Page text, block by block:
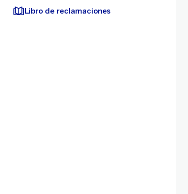
Libro de reclamaciones